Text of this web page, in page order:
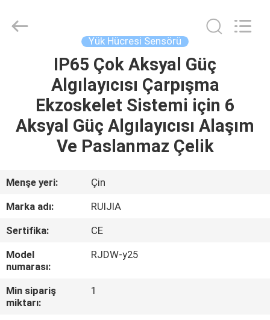
ÜRÜNLER
VIDEOLAR
HAKKIMIZDA
TURU
KALITE
KONTROL
Measurement
Instruments
Yük Hücresi Sensörü
IP65 Çok Aksyal Güç
Algılayıcısı Çarpışma
Ekzoskelet Sistemi için 6
Aksyal Güç Algılayıcısı Alaşım
Ve Paslanmaz Çelik
Menşe yeri:
Çin
Marka adı:
RUIJIA
Sertifika:
CE
Model
numarası:
RJDW-y25
Min sipariş
miktarı:
1